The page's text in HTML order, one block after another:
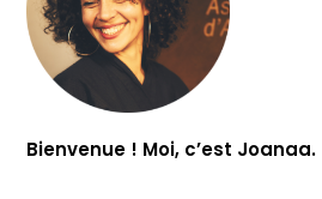
Bienvenue ! Moi, c’est Joanaa.